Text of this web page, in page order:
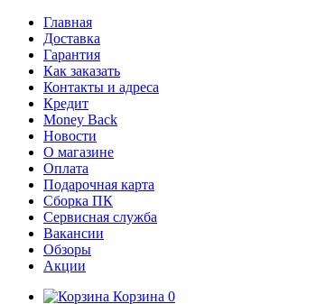
Главная
Доставка
Гарантия
Как заказать
Контакты и адреса
Кредит
Money Back
Новости
О магазине
Оплата
Подарочная карта
Сборка ПК
Сервисная служба
Вакансии
Обзоры
Акции
Корзина 0